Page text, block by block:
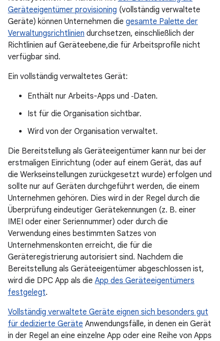
Geräteeigentümer provisioning (vollständig verwaltete
Geräte) können Unternehmen die gesamte Palette der
Verwaltungsrichtlinien durchsetzen, einschließlich der
Richtlinien auf Geräteebene,die für Arbeitsprofile nicht
verfügbar sind.
Ein vollständig verwaltetes Gerät:
Enthält nur Arbeits-Apps und ‑Daten.
Ist für die Organisation sichtbar.
Wird von der Organisation verwaltet.
Die Bereitstellung als Geräteeigentümer kann nur bei der
erstmaligen Einrichtung (oder auf einem Gerät, das auf
die Werkseinstellungen zurückgesetzt wurde) erfolgen und
sollte nur auf Geräten durchgeführt werden, die einem
Unternehmen gehören. Dies wird in der Regel durch die
Überprüfung eindeutiger Gerätekennungen (z. B. einer
IMEI oder einer Seriennummer) oder durch die
Verwendung eines bestimmten Satzes von
Unternehmenskonten erreicht, die für die
Geräteregistrierung autorisiert sind. Nachdem die
Bereitstellung als Geräteeigentümer abgeschlossen ist,
wird die DPC App als die App des Geräteeigentümers
festgelegt.
Vollständig verwaltete Geräte eignen sich besonders gut
für dedizierte Geräte Anwendungsfälle, in denen ein Gerät
in der Regel an eine einzelne App oder eine Reihe von Apps